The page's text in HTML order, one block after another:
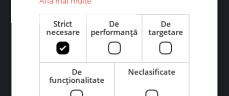
Contactează-ne pe WhatsApp sau Messenger. Răspundem
rapid! Program: L-V 09:00-19:00
Scrie-ne pe WhatsApp
Scrie-ne pe Messenger
Strict
necesare
De
performanță
De
targetare
De
funcţionalitate
Neclasificate